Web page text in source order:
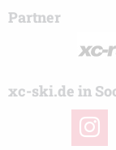
Partner
xc-ski.de in